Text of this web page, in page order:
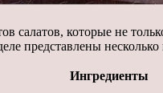
салатов, которые не
представлены
Ингредиенты